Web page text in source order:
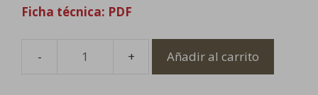
Ficha técnica: PDF
CarroAñadir al carrito